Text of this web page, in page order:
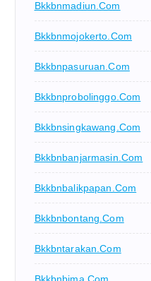
Bkkbnmadiun.com
Bkkbnmojokerto.com
Bkkbnpasuruan.com
Bkkbnprobolinggo.com
Bkkbnsingkawang.com
Bkkbnbanjarmasin.com
Bkkbnbalikpapan.com
Bkkbnbontang.com
Bkkbntarakan.com